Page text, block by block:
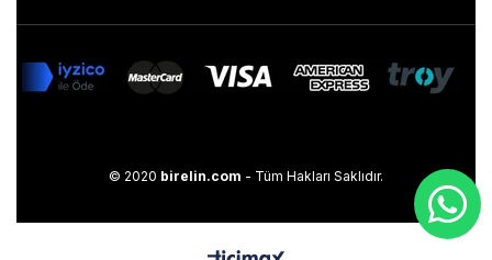
© 2020 birelin.com - Tüm Hakları Saklıdır.